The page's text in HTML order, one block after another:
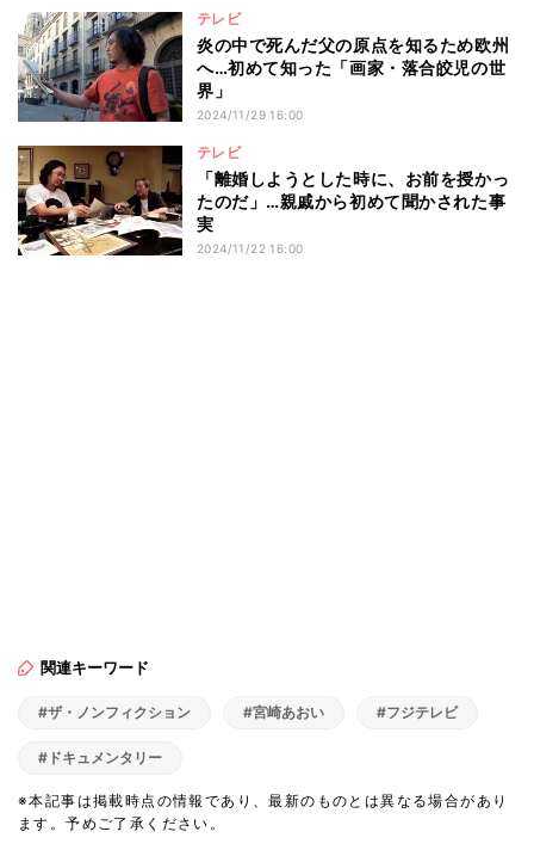
テレビ
炎の中で死んだ父の原点を知るため欧州
へ…初めて知った「画家・落合皎児の世
界」
2024/11/29 16:00
テレビ
「離婚しようとした時に、お前を授かっ
たのだ」…親戚から初めて聞かされた事
実
2024/11/22 16:00
関連キーワード
#ザ・ノンフィクション #宮崎あおい #フジテレビ
#ドキュメンタリー
※本記事は掲載時点の情報であり、最新のものとは異なる場合があり
ます。予めご了承ください。